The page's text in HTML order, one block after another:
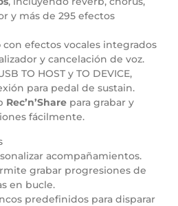
y más de 295 efectos
con efectos vocales integrados
y cancelación de voz.
TO HOST y TO DEVICE,
para pedal de sustain.
Rec’n’Share para grabar y
fácilmente.
acompañamientos.
grabar progresiones de
en bucle.
predefinidos para disparar